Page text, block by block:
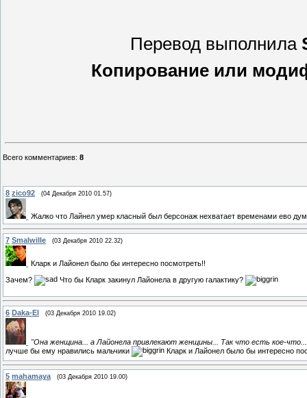
Перевод выполнила
Копирование или
Всего комментариев: 8
8 zico92 (04 Декабря 2010 01.57)
Жалко что Лайнел умер класный был берсонаж нехватает временами ево
7 Smalwille (03 Декабря 2010 22.32)
Кларк и Лайонел было бы интересно посмотреть!!
Зачем?
Что бы Кларк закинул Лайонела в другую галактику?
6 Daka-El (03 Декабря 2010 19.02)
"Она женщина... а Лайонела привлекают женщины... Так что есть кое-
лучше бы ему нравились мальчики
Кларк и Лайонел было бы интересно
5 mahamaya (03 Декабря 2010 19.00)